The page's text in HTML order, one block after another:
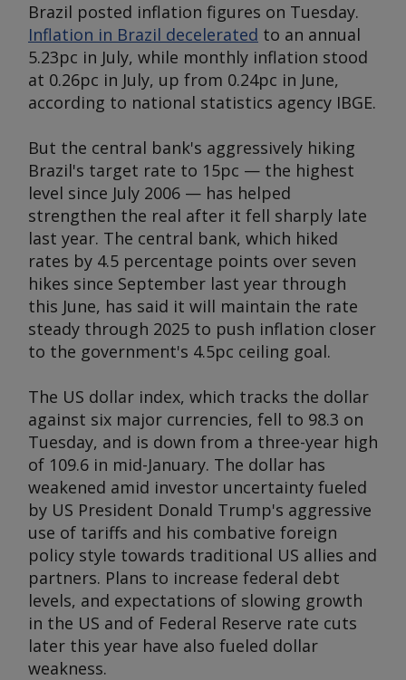
Brazil posted inflation figures on Tuesday.
Inflation in Brazil decelerated to an annual
5.23pc in July, while monthly inflation stood
at 0.26pc in July, up from 0.24pc in June,
according to national statistics agency IBGE.
But the central bank's aggressively hiking
Brazil's target rate to 15pc — the highest
level since July 2006 — has helped
strengthen the real after it fell sharply late
last year. The central bank, which hiked
rates by 4.5 percentage points over seven
hikes since September last year through
this June, has said it will maintain the rate
steady through 2025 to push inflation closer
to the government's 4.5pc ceiling goal.
The US dollar index, which tracks the dollar
against six major currencies, fell to 98.3 on
Tuesday, and is down from a three-year high
of 109.6 in mid-January. The dollar has
weakened amid investor uncertainty fueled
by US President Donald Trump's aggressive
use of tariffs and his combative foreign
policy style towards traditional US allies and
partners. Plans to increase federal debt
levels, and expectations of slowing growth
in the US and of Federal Reserve rate cuts
later this year have also fueled dollar
weakness.